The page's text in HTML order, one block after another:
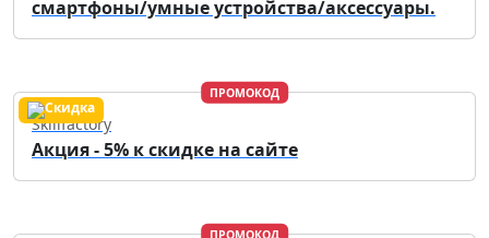
смартфоны/умные устройства/аксессуары.
ПРОМОКОД
Skillfactory
Акция - 5% к скидке на сайте
ПРОМОКОД